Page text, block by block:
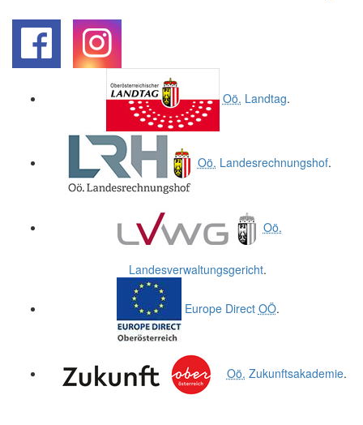
Oö. Landtag.
Oö. Landesrechnungshof.
Oö.
Landesverwaltungsgericht.
Europe Direct OÖ.
Oö. Zukunftsakademie.